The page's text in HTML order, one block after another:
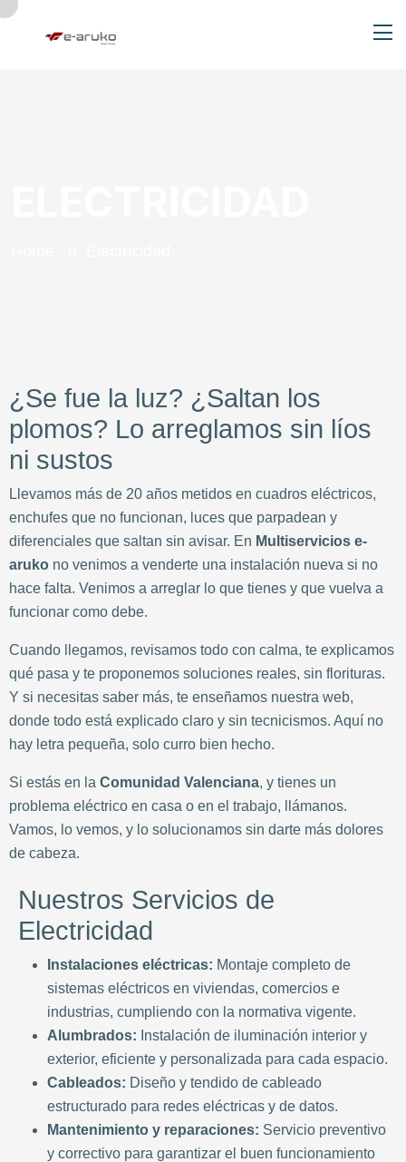
¿Se fue la luz? ¿Saltan los
plomos? Lo arreglamos sin líos
ni sustos
Llevamos más de 20 años metidos en cuadros eléctricos,
enchufes que no funcionan, luces que parpadean y
diferenciales que saltan sin avisar. En Multiservicios e-
aruko no venimos a venderte una instalación nueva si no
hace falta. Venimos a arreglar lo que tienes y que vuelva a
funcionar como debe.
Cuando llegamos, revisamos todo con calma, te explicamos
qué pasa y te proponemos soluciones reales, sin florituras.
Y si necesitas saber más, te enseñamos nuestra web,
donde todo está explicado claro y sin tecnicismos. Aquí no
hay letra pequeña, solo curro bien hecho.
Si estás en la Comunidad Valenciana, y tienes un
problema eléctrico en casa o en el trabajo, llámanos.
Vamos, lo vemos, y lo solucionamos sin darte más dolores
de cabeza.
Nuestros Servicios de
Electricidad
Instalaciones eléctricas: Montaje completo de
sistemas eléctricos en viviendas, comercios e
industrias, cumpliendo con la normativa vigente.
Alumbrados: Instalación de iluminación interior y
exterior, eficiente y personalizada para cada espacio.
Cableados: Diseño y tendido de cableado
estructurado para redes eléctricas y de datos.
Mantenimiento y reparaciones: Servicio preventivo
y correctivo para garantizar el buen funcionamiento